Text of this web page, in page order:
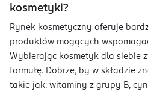
kosmetyki?
Rynek kosmetyczny oferuje
produktów mogących
Wybierając kosmetyk dla siebie
formułę. Dobrze, by w składzie
takie jak: witaminy z grupy B,